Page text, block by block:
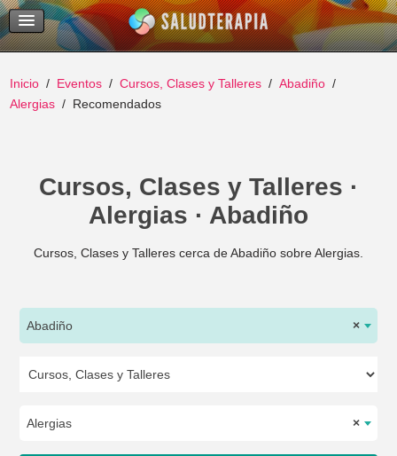
Temas Recientes
Buscar
Inicio Eventos Cursos, Clases y Talleres
Abadiño
Alergias
Recomendados
Cursos, Clases y Talleres ·
Alergias · Abadiño
Cursos, Clases y Talleres cerca de Abadiño sobre Alergias.
×
Abadiño
×
Alergias